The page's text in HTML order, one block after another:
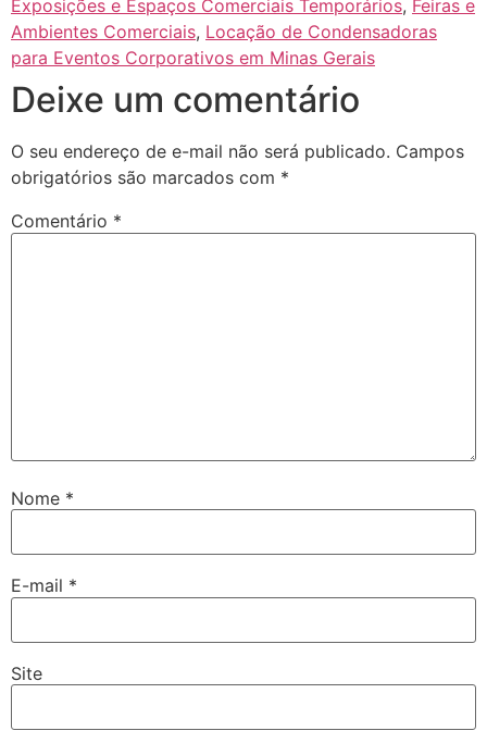
Exposições e Espaços Comerciais Temporários, Feiras e
Ambientes Comerciais, Locação de Condensadoras
para Eventos Corporativos em Minas Gerais
Deixe um comentário
O seu endereço de e-mail não será publicado. Campos
obrigatórios são marcados com *
Comentário *
Nome *
E-mail *
Site